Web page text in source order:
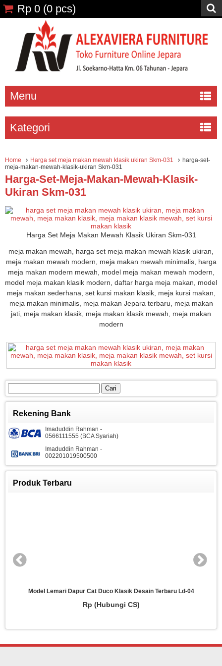
Rp 0 (0 pcs)
Menu
Kategori
Home Harga set meja makan mewah klasik ukiran Skm-031
harga-set-
meja-makan-mewah-klasik-ukiran Skm-031
Harga-Set-Meja-Makan-Mewah-Klasik-
Ukiran Skm-031
Harga Set Meja Makan Mewah Klasik Ukiran Skm-031
meja makan mewah, harga set meja makan mewah klasik ukiran,
meja makan mewah modern, meja makan mewah minimalis, harga
meja makan modern mewah, model meja makan mewah modern,
model meja makan klasik modern, daftar harga meja makan, model
meja makan sederhana, set kursi makan klasik, meja kursi makan,
meja makan minimalis, meja makan Jepara terbaru, meja makan
jati, meja makan klasik, meja makan klasik mewah, meja makan
modern
untuk:
Rekening Bank
Imaduddin Rahman -
0566111555 (BCA Syariah)
Imaduddin Rahman -
002201019500500
Produk Terbaru
Model Lemari Dapur Cat Duco Klasik Desain Terbaru Ld-04
Rp (Hubungi CS)